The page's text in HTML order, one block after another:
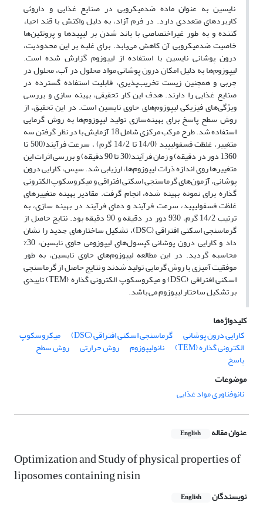
نایسین به عنوان ماده ضدمیکروبی در صنایع غذایی و داروئی
کاربردهای متعددی دارد. در فرم آزاد، به دلیل واکنش با قند احیاء
کننده و به طور غیراختصاصی با باند شدن بر لیپیدها و پروتئین‌ها
خاصیت ضد‌میکروبی آن کاهش می‌یابد. برای غلبه بر این محدودیت،
درون پوشانی نایسین با استفاده از لیپوزوم‌ گزارش شده است.
لیپوزوم‌ها به دلیل امکان درون پوشانی مواد محلول در آب، محلول در
چربی و همچنین زیست ‌تخریب‌پذیری، قابلیت استفاده گسترده در
صنایع غذایی را دارند. هدف این کار تحقیقی، بهینه سازی و بررسی
ویژگی‌های فیزیکی لیپوزوم‌های حاوی نایسین است. در این تحقیق، از
روش سطح پاسخ برای بهینه‌سازی تولید لیپوزوم‌ها به روش گرمایی
استفاده شد. طرح مرکب مرکزی شامل 18 آزمایش با در نظر گرفتن سه
متغییر، غلظت فسفولیپید (14/0 تا 14/2 گرم) ، سرعت فرآیند(500 تا
1360 دور در دقیقه) و زمان فرآیند(30 تا 90 دقیقه) و بررسی اثرات این
متغییرها روی اندازه ذرات لیپوزوم‌ها، ارزیابی شد. سپس، کارایی درون
پوشانی، آزمون‌های گرماسنجی اسکنی افتراقی و میکروسکوپ الکترونی
گذاره برای نمونه بهینه شده، انجام گرفت. مقادیر بهینه متغییرهای
غلظت فسفولیپید، سرعت فرآیند و دمای فرآیند در بهینه سازی، به
ترتیب 14/2 گرم، 930 دور در دقیقه و 90 دقیقه بود. نتایج حاصل از
گرماسنجی اسکنی افتراقی (DSC)، تشکیل ساختارهای جدید را نشان
داد و کارایی درون پوشانی کپسول‌های لیپوزومی حاوی نایسین، 30%
محاسبه گردید. در این مطالعه لیپوزوم‌های حاوی نایسین، به طور
موفقیت آمیزی با روش گرمایی تولید شدند و نتایج حاصل از گرماسنجی
اسکنی افتراقی (DSC) و میکروسکوپ الکترونی گذاره (TEM) تاییدی
بر تشکیل ساختار لیپوزوم می باشد.
کلیدواژه‌ها
کارایی درون پوشانی
گرماسنجی اسکنی افتراقی (DSC) میکروسکوپ
الکترونی گذاره (TEM) نانولیپوزوم روش حرارتی روش سطح
پاسخ
موضوعات
نانوفناوری مواد غذایی
عنوان مقاله English
Optimization and Study of physical properties of
liposomes containing nisin
نویسندگان English